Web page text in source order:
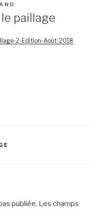
paillage
2-Edition-Août-2018
publiée. Les champs